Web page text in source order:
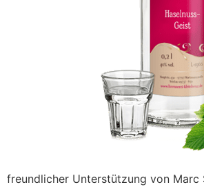
freundlicher Unterstützung von Marc